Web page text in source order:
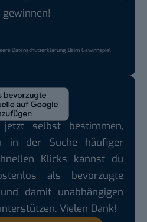
Datenschutzerklärung. Beim Gewinnspiel
selbst bestimmen,
in der Suche häufiger
Klicks kannst du
als bevorzugte
damit unabhängigen
Vielen Dank!